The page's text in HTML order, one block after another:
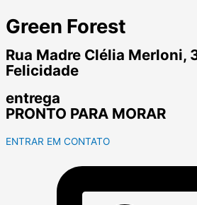
Green Forest
Rua Madre Clélia Merloni,
Felicidade
entrega
PRONTO PARA MORAR
ENTRAR EM CONTATO